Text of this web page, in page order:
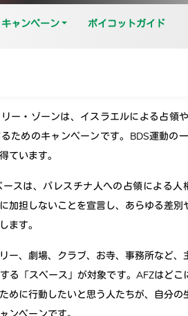
キャンペーン ボイコットガイド
ー・ゾーンは、イスラエルによる占領
ためのキャンペーンです。BDS運動の
ています。
スは、パレスチナ人への占領による人
加担しないことを宣言し、あらゆる差別
ます。
ー、劇場、クラブ、お寺、事務所など、
る「スペース」が対象です。AFZはどこ
めに行動したいと思う人たちが、自分の